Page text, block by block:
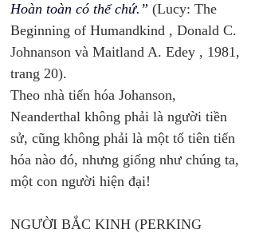
Hoàn toàn có thể chứ.” (Lucy: The
Beginning of Humandkind , Donald C.
Johnanson và Maitland A. Edey , 1981,
trang 20).
Theo nhà tiến hóa Johanson,
Neanderthal không phải là người tiền
sử, cũng không phải là một tổ tiên tiến
hóa nào đó, nhưng giống như chúng ta,
một con người hiện đại!
NGƯỜI BẮC KINH (PERKING